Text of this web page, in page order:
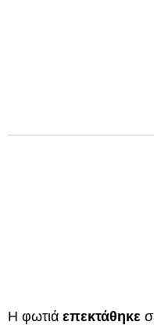
Η φωτιά επεκτάθηκε